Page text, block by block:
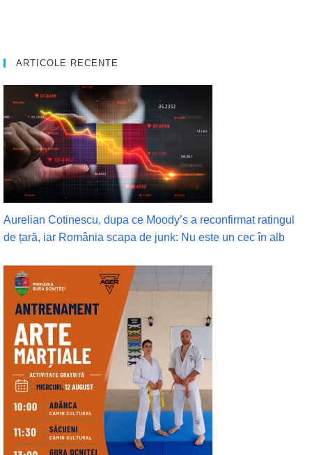
ARTICOLE RECENTE
Aurelian Cotinescu, dupa ce Moody’s a reconfirmat ratingul
de țară, iar România scapa de junk: Nu este un cec în alb